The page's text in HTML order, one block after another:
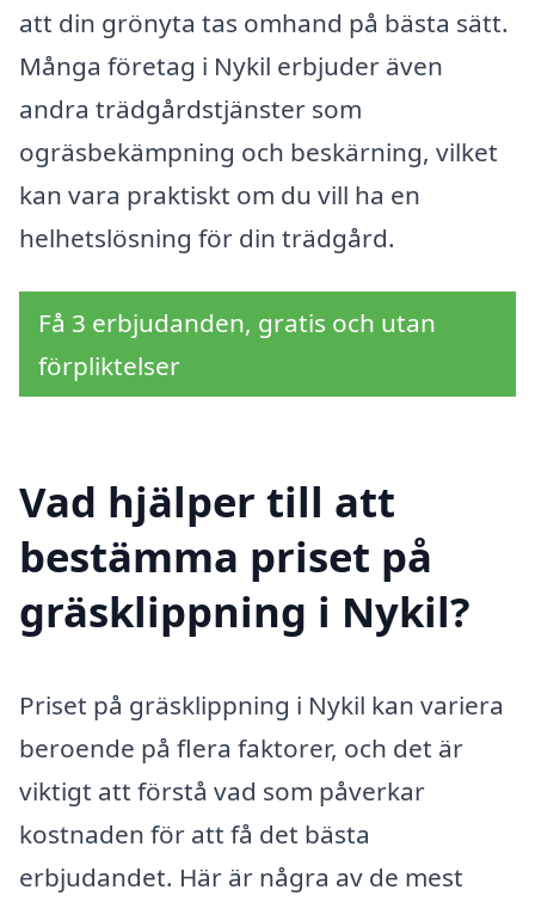
att din grönyta tas omhand på bästa sätt.
Många företag i Nykil erbjuder även
andra trädgårdstjänster som
ogräsbekämpning och beskärning, vilket
kan vara praktiskt om du vill ha en
helhetslösning för din trädgård.
Få 3 erbjudanden, gratis och utan
förpliktelser
Vad hjälper till att
bestämma priset på
gräsklippning i Nykil?
Priset på gräsklippning i Nykil kan variera
beroende på flera faktorer, och det är
viktigt att förstå vad som påverkar
kostnaden för att få det bästa
erbjudandet. Här är några av de mest